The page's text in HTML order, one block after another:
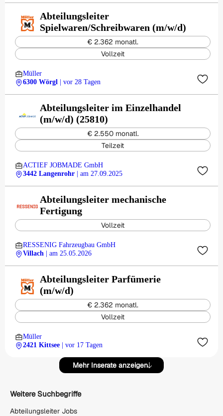
Abteilungsleiter
Spielwaren/Schreibwaren (m/w/d)
€ 2.362 monatl.
Vollzeit
Müller
6300 Wörgl
| vor 28 Tagen
Abteilungsleiter im Einzelhandel
(m/w/d) (25810)
€ 2.550 monatl.
Teilzeit
ACTIEF JOBMADE GmbH
3442 Langenrohr
| am 27.09.2025
Abteilungsleiter mechanische
Fertigung
Vollzeit
RESSENIG Fahrzeugbau GmbH
Villach
| am 25.05.2026
Abteilungsleiter Parfümerie
(m/w/d)
€ 2.362 monatl.
Vollzeit
Müller
2421 Kittsee
| vor 17 Tagen
Mehr Inserate anzeigen
Weitere Suchbegriffe
Abteilungsleiter Jobs